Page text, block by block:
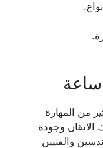
من المهارة
وجودة
والفنيين